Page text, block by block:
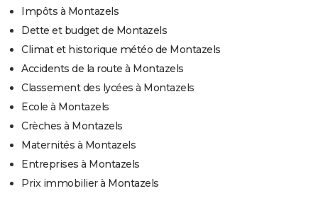
Impôts à Montazels
Dette et budget de Montazels
Climat et historique météo de Montazels
Accidents de la route à Montazels
Classement des lycées à Montazels
Ecole à Montazels
Crèches à Montazels
Maternités à Montazels
Entreprises à Montazels
Prix immobilier à Montazels